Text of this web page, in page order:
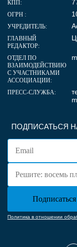
ПОДПИСАТЬСЯ
Политика в отношении
КПП:
ОГРН :
УЧРЕДИТЕЛЬ:
ГЛАВНЫЙ
РЕДАКТОР:
ОТДЕЛ ПО
ВЗАИМОДЕЙСТВИЮ
С УЧАСТНИКАМИ
АССОЦИАЦИИ:
ПРЕСС-СЛУЖБА: